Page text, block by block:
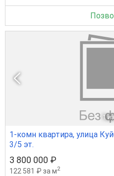
1
1-комн квартира, улица
3/5 эт.
3 800 000 ₽
122 581 ₽ за м2